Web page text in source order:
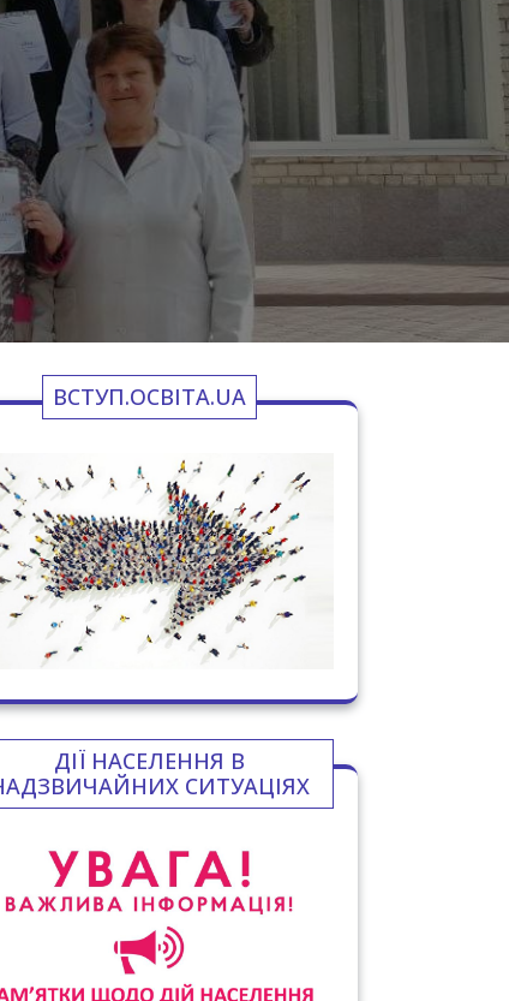
ВСТУП.ОСВІТА.UA
ДІЇ НАСЕЛЕННЯ В
СИТУАЦІЯХ